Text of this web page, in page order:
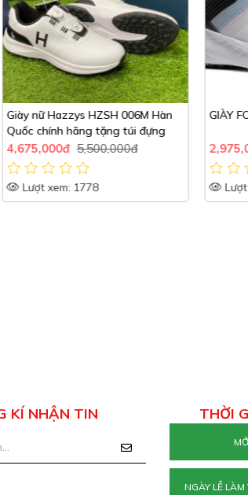
GIÀY FOODJOY_ 95719
2,975,000đ 3,500,000đ
Lượt xem: 2212
Giày
KÍ NHẬN TIN THỜI
NGÀY LỄ